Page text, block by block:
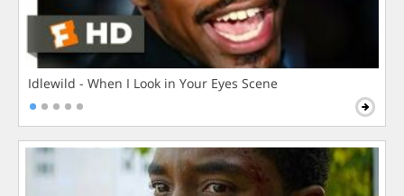
Idlewild - When I Look in Your Eyes Scene